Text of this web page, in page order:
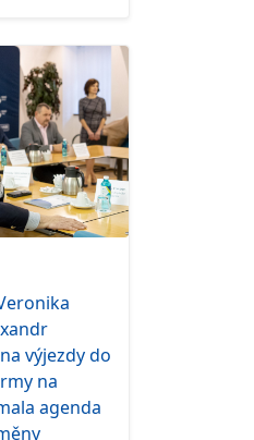
výjezdy do
na
agenda